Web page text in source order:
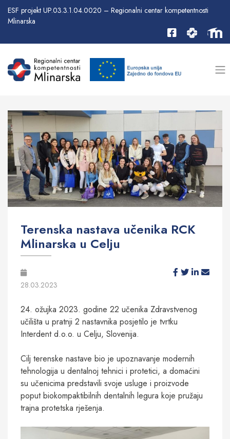
ESF projekt UP.03.3.1.04.0020 – Regionalni centar kompetentnosti
Mlinarska
Terenska nastava učenika RCK
Mlinarska u Celju
28.03.2023
24. ožujka 2023. godine 22 učenika Zdravstvenog
učilišta u pratnji 2 nastavnika posjetilo je tvrtku
Interdent d.o.o. u Celju, Slovenija.
Cilj terenske nastave bio je upoznavanje modernih
tehnologija u dentalnoj tehnici i protetici, a domaćini
su učenicima predstavili svoje usluge i proizvode
poput biokompaktibilnih dentalnih legura koje pružaju
trajna protetska rješenja.